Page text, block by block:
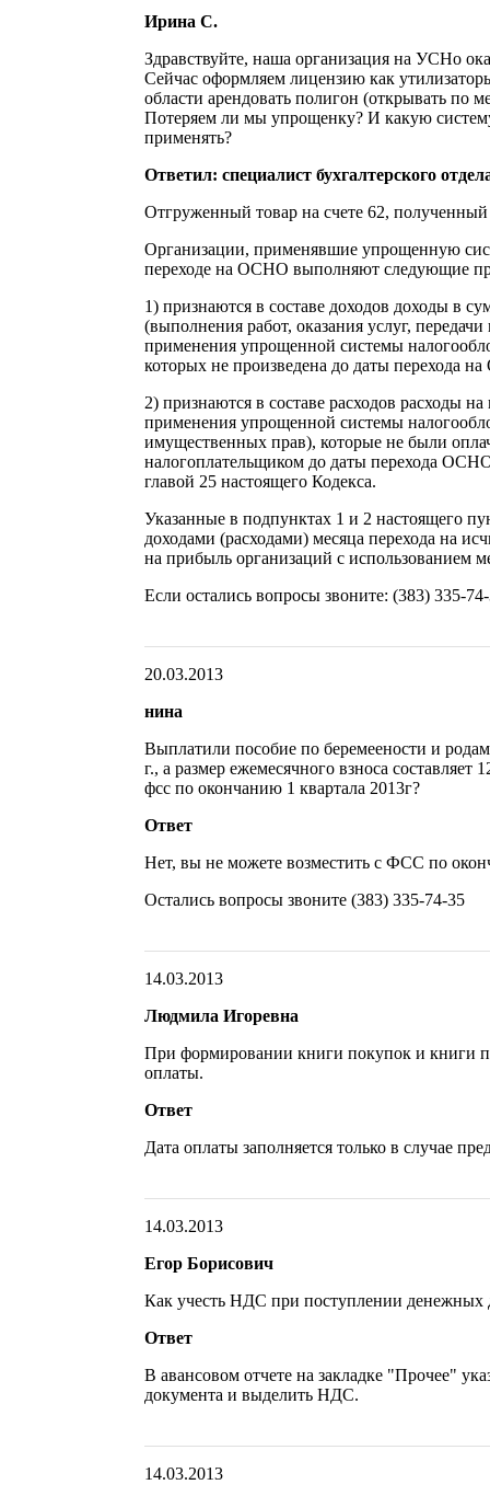
Ирина С.
Здравствуйте, наша организация на УСНо
Сейчас оформляем лицензию как
области арендовать полигон (открывать по
Потеряем ли мы упрощенку? И какую
применять?
Ответил: специалист бухгалтерского
Отгруженный товар на счете 62, полученный
Организации, применявшие упрощенную
переходе на ОСНО выполняют следующие
1) признаются в составе доходов доходы в
(выполнения работ, оказания услуг,
применения упрощенной системы
которых не произведена до даты перехода
2) признаются в составе расходов расходы
применения упрощенной системы
имущественных прав), которые не были
налогоплательщиком до даты перехода
главой 25 настоящего Кодекса.
Указанные в подпунктах 1 и 2 настоящего
доходами (расходами) месяца перехода на
на прибыль организаций с использованием
Если остались вопросы звоните: (383) 335-
20.03.2013
нина
Выплатили пособие по беремеености и
г., а размер ежемесячного взноса
фсс по окончанию 1 квартала 2013г?
Ответ
Нет, вы не можете возместить с ФСС по
Остались вопросы звоните (383) 335-74-35
14.03.2013
Людмила Игоревна
При формировании книги покупок и книги
оплаты.
Ответ
Дата оплаты заполняется только в случае
14.03.2013
Егор Борисович
Как учесть НДС при поступлении денежных
Ответ
В авансовом отчете на закладке "Прочее"
документа и выделить НДС.
14.03.2013